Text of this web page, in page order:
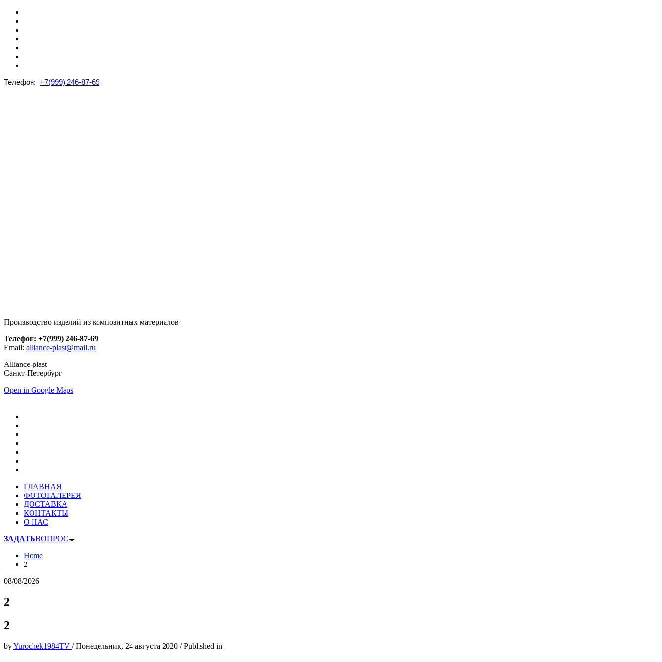
Телефон: +7(999) 246-87-69
Производство изделий из композитных материалов
Телефон: +7(999) 246-87-69
Email: alliance-plast@mail.ru
Alliance-plast
Санкт-Петербург
Open in Google Maps
ГЛАВНАЯ
ФОТОГАЛЕРЕЯ
ДОСТАВКА
КОНТАКТЫ
О НАС
ЗАДАТЬВОПРОС
Home
2
08/08/2026
2
2
byYurochek1984TV /Понедельник, 24 августа 2020 /Published in